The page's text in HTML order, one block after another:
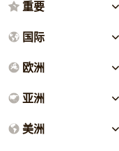
重要
国际
欧洲
亚洲
美洲